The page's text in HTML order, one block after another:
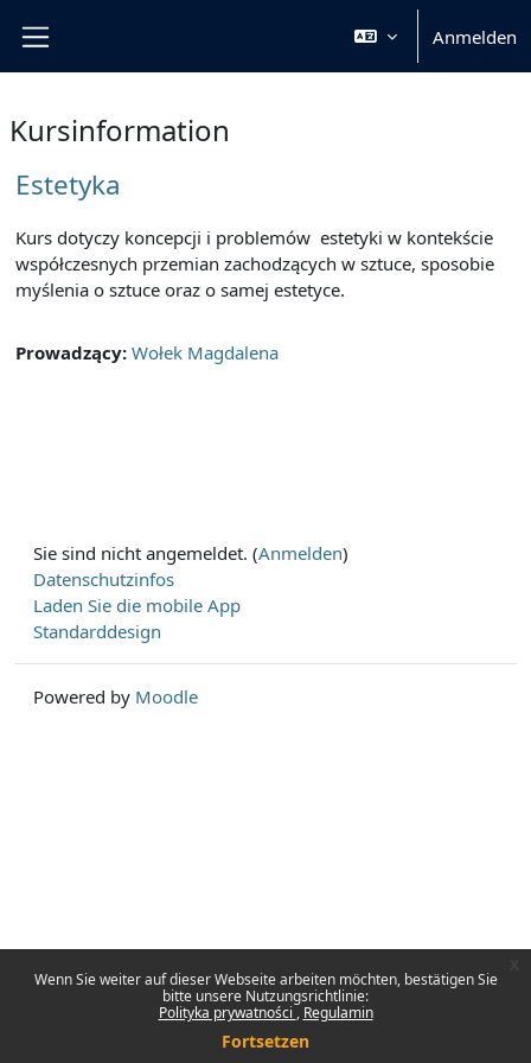
Wenn Sie weiter auf dieser Webseite arbeiten möchten, bestätigen Sie
bitte unsere Nutzungsrichtlinie:
Polityka prywatności
Regulamin
Fortsetzen
Anmelden
Kursinformation
Estetyka
Kurs dotyczy koncepcji i problemów estetyki w kontekście
współczesnych przemian zachodzących w sztuce, sposobie
myślenia o sztuce oraz o samej estetyce.
Prowadzący: Wołek Magdalena
Sie sind nicht angemeldet. (Anmelden)
Datenschutzinfos
Laden Sie die mobile App
Standarddesign
Powered by Moodle